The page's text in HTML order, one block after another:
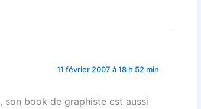
11 février 2007 à 18 h 52 min
book de graphiste est aussi